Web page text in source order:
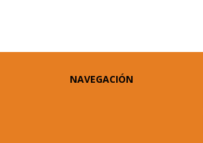
NAVEGACIÓN